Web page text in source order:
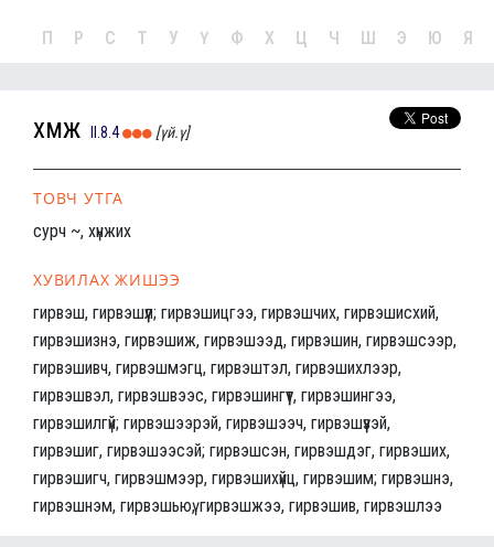
П Р С Т У Ү Ф Х Ц Ч Ш Э Ю Я
хүмүүж II.8.4 [үй.ү]
ТОВЧ УТГА
сурч ~, хүнжих
ХУВИЛАХ ЖИШЭЭ
гирвэш, гирвэшүүл; гирвэшицгээ, гирвэшчих, гирвэшисхий,
гирвэшизнэ, гирвэшиж, гирвэшээд, гирвэшин, гирвэшсээр,
гирвэшивч, гирвэшмэгц, гирвэштэл, гирвэшихлээр,
гирвэшвэл, гирвэшвээс, гирвэшингүүт, гирвэшингээ,
гирвэшилгүй; гирвэшээрэй, гирвэшээч, гирвэшүүзэй,
гирвэшиг, гирвэшээсэй; гирвэшсэн, гирвэшдэг, гирвэших,
гирвэшигч, гирвэшмээр, гирвэшихүйц, гирвэшим; гирвэшнэ,
гирвэшнэм, гирвэшьюү, гирвэшжээ, гирвэшив, гирвэшлээ